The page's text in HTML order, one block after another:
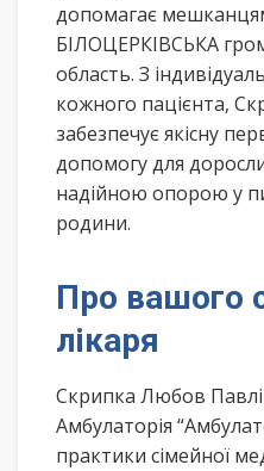
допомагає
БІЛОЦЕРКІВСЬКА
область. З
кожного пацієнта,
забезпечує якісну
допомогу для
надійною опорою у
родини.
Про вашого
лікаря
Скрипка Любов
Амбулаторія
практики сімейної